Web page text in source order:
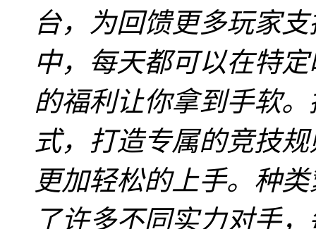
台，为回馈更多玩家
中，每天都可以在特
的福利让你拿到手软
式，打造专属的竞技
更加轻松的上手。种
了许多不同实力对手